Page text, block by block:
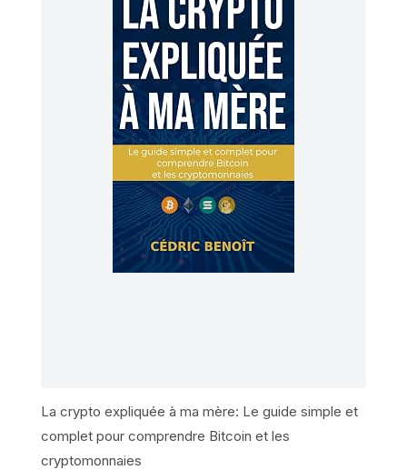
La crypto expliquée à ma mère: Le guide simple et
complet pour comprendre Bitcoin et les
cryptomonnaies